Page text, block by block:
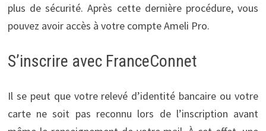
plus de sécurité. Après cette dernière procédure, vous
pouvez avoir accès à votre compte Ameli Pro.
S’inscrire avec FranceConnet
Il se peut que votre relevé d’identité bancaire ou votre
carte ne soit pas reconnu lors de l’inscription avant